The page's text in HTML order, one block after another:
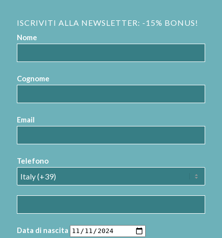
ISCRIVITI ALLA NEWSLETTER: -15% BONUS!
Nome
Cognome
Email
Telefono
Data di nascita